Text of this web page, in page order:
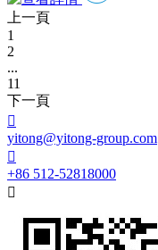
上一頁
1
2
...
11
下一頁

yitong@yitong-group.com

+86 512-52818000
